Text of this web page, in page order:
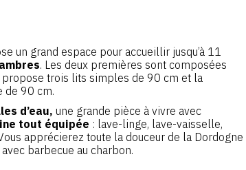
un grand espace pour accueillir jusqu’à 11
. Les deux premières sont composées
trois lits simples de 90 cm et la
de 90 cm.
d’eau, une grande pièce à vivre avec
tout équipée : lave-linge, lave-vaisselle,
apprécierez toute la douceur de la Dordogne
avec barbecue au charbon.